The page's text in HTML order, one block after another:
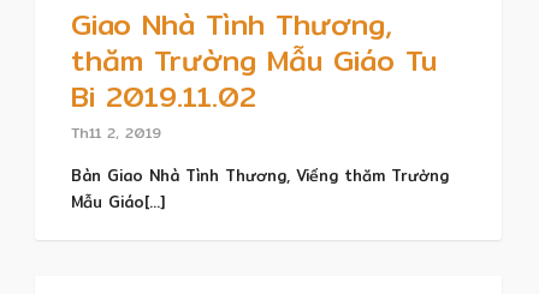
Giao Nhà Tình Thương,
thăm Trường Mẫu Giáo Tu
Bi 2019.11.02
Th11 2, 2019
Bàn Giao Nhà Tình Thương, Viếng thăm Trường
Mẫu Giáo[...]